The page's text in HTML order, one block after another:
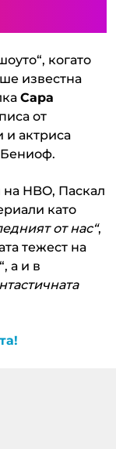
когато
известна
Сара
от
и актриса
HBO, Паскал
като
от нас“,
тежест на
а и в